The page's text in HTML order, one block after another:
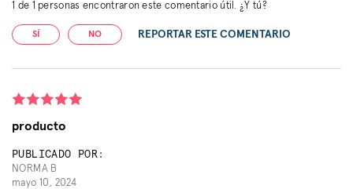
1 de 1 personas encontraron este comentario útil. ¿Y tú?
SÍ NO REPORTAR ESTE COMENTARIO
producto
PUBLICADO POR:
NORMA B
mayo 10, 2024